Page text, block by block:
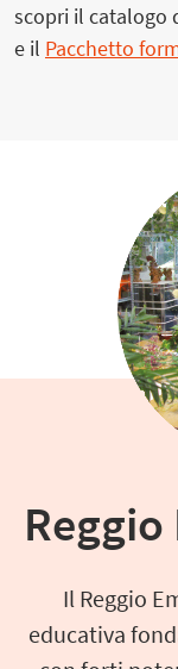
scopri il catalogo
e il Pacchetto
Il Reggio
educativa